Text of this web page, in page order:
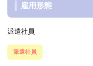
雇用形態
派遣社員
派遣社員